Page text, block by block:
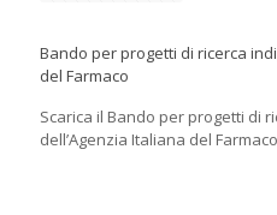
Bando per progetti di ricerca
del Farmaco
Scarica il Bando per progetti di
dell’Agenzia Italiana del Farmaco